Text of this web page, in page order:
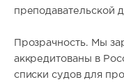
преподавательской
Прозрачность. Мы
аккредитованы в
списки судов для